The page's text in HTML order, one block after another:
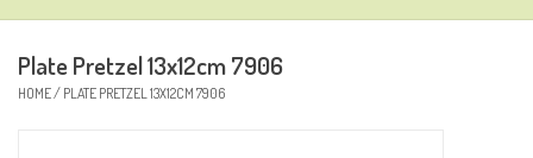
Woonaccessoires
Plate Pretzel 13x12cm 7906
HOME/ PLATE PRETZEL 13X12CM 7906